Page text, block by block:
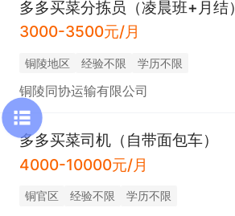
多多买菜分拣员（凌晨班+月结）
3000-3500元/月
铜陵地区 经验不限 学历不限
铜陵同协运输有限公司
多多买菜司机（自带面包车）
4000-10000元/月
铜官区 经验不限 学历不限